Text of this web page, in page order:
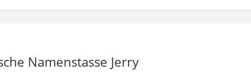
Namenstasse Jerry